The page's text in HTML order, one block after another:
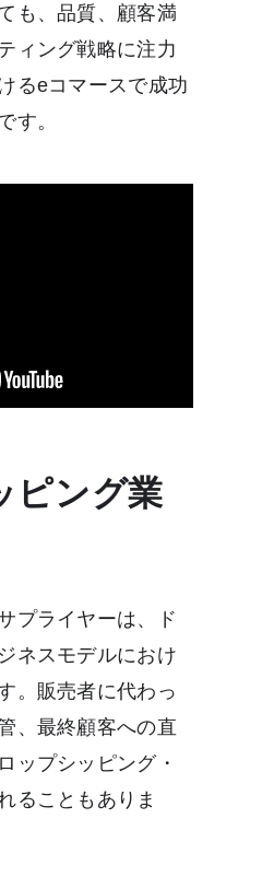
も、品質、顧客満
ィング戦略に注力
るeコマースで成功
す。
ピング業
プライヤーは、ド
ネスモデルにおけ
。販売者に代わっ
、最終顧客への直
ップシッピング・
ることもありま